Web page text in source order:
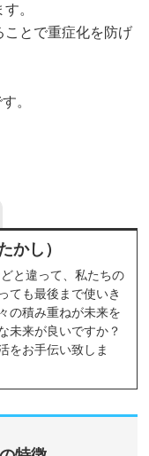
。
ことで重症化を防げ
。
かし）
と違って、私たちの
ても最後まで使いき
の積み重ねが未来を
未来が良いですか？
をお手伝い致しま